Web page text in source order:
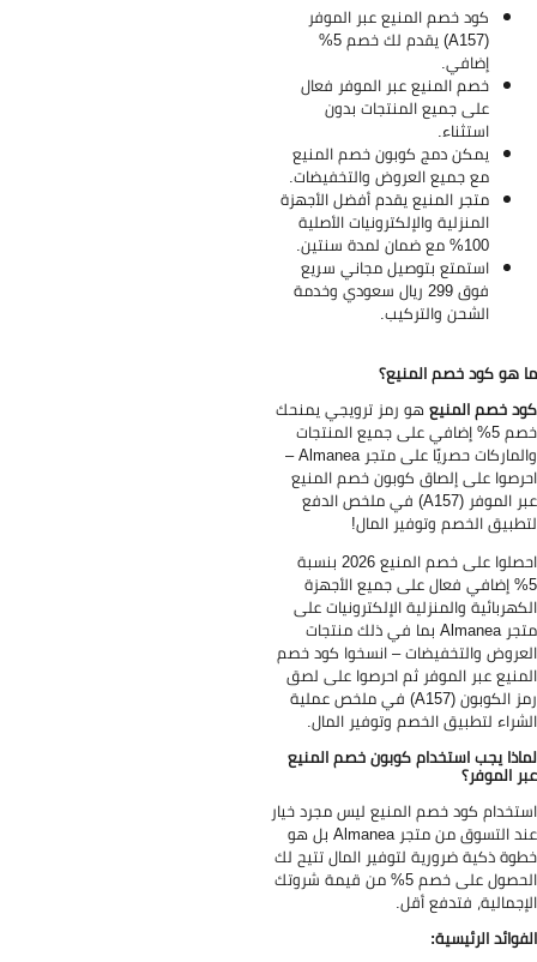
كود خصم المنيع عبر الموفر
(A157) يقدم لك خصم 5%
إضافي.
خصم المنيع عبر الموفر فعال
على جميع المنتجات بدون
استثناء.
يمكن دمج كوبون خصم المنيع
مع جميع العروض والتخفيضات.
متجر المنيع يقدم أفضل الأجهزة
المنزلية والإلكترونيات الأصلية
100% مع ضمان لمدة سنتين.
استمتع بتوصيل مجاني سريع
فوق 299 ريال سعودي وخدمة
الشحن والتركيب.
هو كود خصم المنيع؟
خصم المنيعهو رمز ترويجي يمنحك
خصم 5% إضافي على جميع المنتجات
والماركات حصريًا على متجر Almanea –
على إلصاق كوبون خصم المنيع
عبر الموفر (A157) في ملخص الدفع
الخصم وتوفير المال!
احصلوا على خصم المنيع 2026 بنسبة
5% إضافي فعال على جميع الأجهزة
والمنزلية الإلكترونيات على
متجر Almanea بما في ذلك منتجات
والتخفيضات – انسخوا كود خصم
عبر الموفر ثم احرصوا على لصق
رمز الكوبون (A157) في ملخص عملية
لتطبيق الخصم وتوفير المال.
يجب استخدام كوبون خصم المنيع
الموفر؟
كود خصم المنيع ليس مجرد خيار
عند التسوق من متجر Almanea بل هو
ذكية ضرورية لتوفير المال تتيح لك
الحصول على خصم 5% من قيمة شروتك
فتدفع أقل.
الرئيسية: